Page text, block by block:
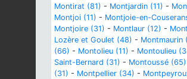
Montirat (81) - Montjardin (11) -
Montjoi (11) - Montjoie-en-
Montjoire (31) - Montlaur (12) -
Lozère et Goulet (48) - Montmaurin
(66) - Montolieu (11) - Montoulieu
Saint-Bernard (31) - Montoussé (65)
(31) - Montpellier (34) -